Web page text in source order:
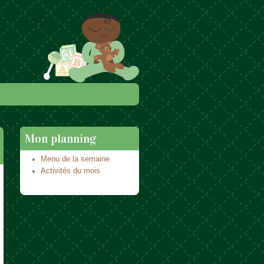
Mon planning
Menu de la semaine
Activités du mois